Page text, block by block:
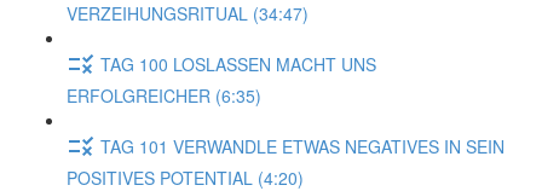
VERZEIHUNGSRITUAL (34:47)
TAG 100 LOSLASSEN MACHT UNS
ERFOLGREICHER (6:35)
TAG 101 VERWANDLE ETWAS NEGATIVES IN SEIN
POSITIVES POTENTIAL (4:20)